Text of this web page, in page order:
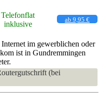
Telefonflat
inklusive
ab 9,95 €
im gewerblichen oder
ist in Gundremmingen
(bei